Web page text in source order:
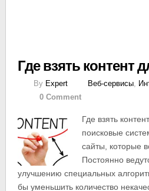
Где взять контент
By Expert Веб-сервисы,
0 Comment
Где взять
поисковые
сайты, которые
Постоянно
улучшению специальных
бы уменьшить количество